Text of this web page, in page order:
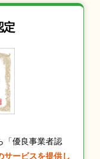
定
「優良事業者認
サービスを提供し